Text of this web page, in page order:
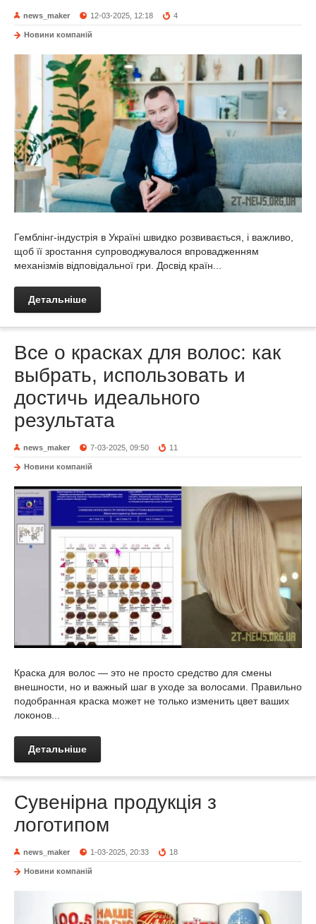
news_maker 12-03-2025, 12:18 4
Новини компаній
Гемблінг-індустрія в Україні швидко розвивається, і важливо,
щоб її зростання супроводжувалося впровадженням
механізмів відповідальної гри. Досвід країн...
Детальніше
Все о красках для волос: как
выбрать, использовать и
достичь идеального
результата
news_maker 7-03-2025, 09:50 11
Новини компаній
Краска для волос — это не просто средство для смены
внешности, но и важный шаг в уходе за волосами. Правильно
подобранная краска может не только изменить цвет ваших
локонов...
Детальніше
Сувенірна продукція з
логотипом
news_maker 1-03-2025, 20:33 18
Новини компаній